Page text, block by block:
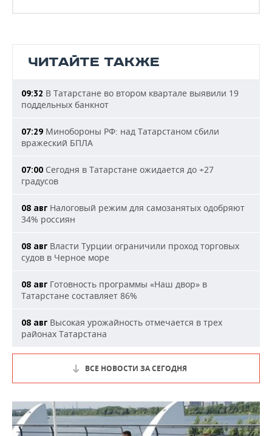
ЧИТАЙТЕ ТАКЖЕ
09:32 В Татарстане во втором квартале выявили 19
поддельных банкнот
07:29 Минобороны РФ: над Татарстаном сбили
вражеский БПЛА
07:00 Сегодня в Татарстане ожидается до +27
градусов
08 авг Налоговый режим для самозанятых одобряют
34% россиян
08 авг Власти Турции ограничили проход торговых
судов в Черное море
08 авг Готовность программы «Наш двор» в
Татарстане составляет 86%
08 авг Высокая урожайность отмечается в трех
районах Татарстана
ВСЕ НОВОСТИ ЗА СЕГОДНЯ